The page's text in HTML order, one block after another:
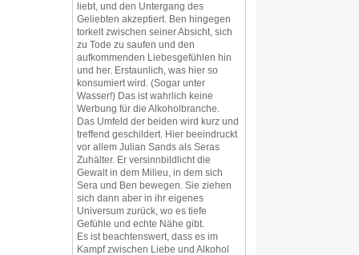
liebt, und den Untergang des
Geliebten akzeptiert. Ben hingegen
torkelt zwischen seiner Absicht, sich
zu Tode zu saufen und den
aufkommenden Liebesgefühlen hin
und her. Erstaunlich, was hier so
konsumiert wird. (Sogar unter
Wasser!) Das ist wahrlich keine
Werbung für die Alkoholbranche.
Das Umfeld der beiden wird kurz und
treffend geschildert. Hier beeindruckt
vor allem Julian Sands als Seras
Zuhälter. Er versinnbildlicht die
Gewalt in dem Milieu, in dem sich
Sera und Ben bewegen. Sie ziehen
sich dann aber in ihr eigenes
Universum zurück, wo es tiefe
Gefühle und echte Nähe gibt.
Es ist beachtenswert, dass es im
Kampf zwischen Liebe und Alkohol